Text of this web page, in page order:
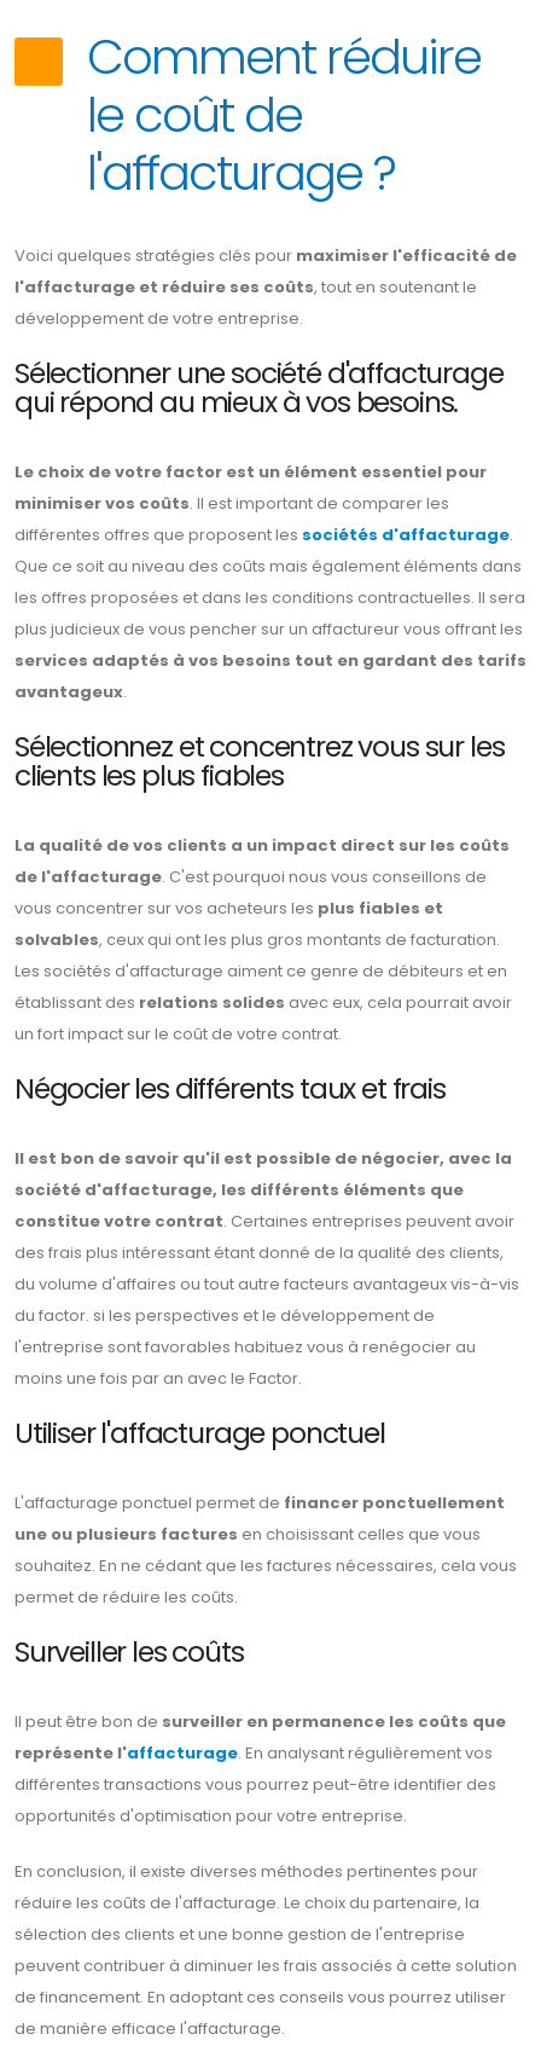
Comment réduire
le coût de
l'affacturage ?
Voici quelques stratégies clés pour maximiser l'efficacité de
l'affacturage et réduire ses coûts, tout en soutenant le
développement de votre entreprise.
Sélectionner une société d'affacturage
qui répond au mieux à vos besoins.
Le choix de votre factor est un élément essentiel pour
minimiser vos coûts. Il est important de comparer les
différentes offres que proposent les sociétés d'affacturage.
Que ce soit au niveau des coûts mais également éléments dans
les offres proposées et dans les conditions contractuelles. Il sera
plus judicieux de vous pencher sur un affactureur vous offrant les
services adaptés à vos besoins tout en gardant des tarifs
avantageux.
Sélectionnez et concentrez vous sur les
clients les plus fiables
La qualité de vos clients a un impact direct sur les coûts
de l'affacturage. C'est pourquoi nous vous conseillons de
vous concentrer sur vos acheteurs les plus fiables et
solvables, ceux qui ont les plus gros montants de facturation.
Les sociétés d'affacturage aiment ce genre de débiteurs et en
établissant des relations solides avec eux, cela pourrait avoir
un fort impact sur le coût de votre contrat.
Négocier les différents taux et frais
Il est bon de savoir qu'il est possible de négocier, avec la
société d'affacturage, les différents éléments que
constitue votre contrat. Certaines entreprises peuvent avoir
des frais plus intéressant étant donné de la qualité des clients,
du volume d'affaires ou tout autre facteurs avantageux vis-à-vis
du factor. si les perspectives et le développement de
l'entreprise sont favorables habituez vous à renégocier au
moins une fois par an avec le Factor.
Utiliser l'affacturage ponctuel
L'affacturage ponctuel permet de financer ponctuellement
une ou plusieurs factures en choisissant celles que vous
souhaitez. En ne cédant que les factures nécessaires, cela vous
permet de réduire les coûts.
Surveiller les coûts
Il peut être bon de surveiller en permanence les coûts que
représente l'affacturage. En analysant régulièrement vos
différentes transactions vous pourrez peut-être identifier des
opportunités d'optimisation pour votre entreprise.
En conclusion, il existe diverses méthodes pertinentes pour
réduire les coûts de l'affacturage. Le choix du partenaire, la
sélection des clients et une bonne gestion de l'entreprise
peuvent contribuer à diminuer les frais associés à cette solution
de financement. En adoptant ces conseils vous pourrez utiliser
de manière efficace l'affacturage.